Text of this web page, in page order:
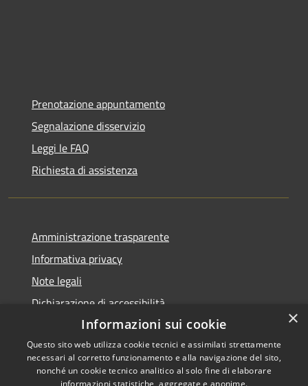
Prenotazione appuntamento
Segnalazione disservizio
Leggi le FAQ
Richiesta di assistenza
Amministrazione trasparente
Informativa privacy
Note legali
Dichiarazione di accessibilità
Copyright © 2026 • Comune di
×
Informazioni sui cookie
Questo sito web utilizza cookie tecnici e assimilati strettamente
necessari al corretto funzionamento e alla navigazione del sito,
nonché un cookie tecnico analitico al solo fine di elaborare
informazioni statistiche, aggregate e anonime.